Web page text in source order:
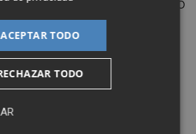
futuro que le espera como
serbio finaliza su
con 8 partidos
por el Alavés en el
Maras ha sido una pieza
ACEPTAR TODO
TODO